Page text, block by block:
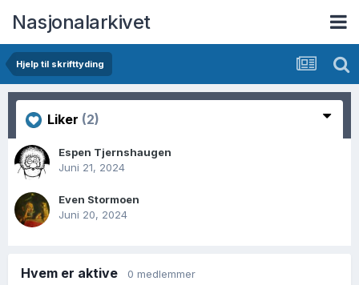
Nasjonalarkivet
Hjelp til skrifttyding
Liker (2)
Espen Tjernshaugen
Juni 21, 2024
Even Stormoen
Juni 20, 2024
Hvem er aktive 0 medlemmer